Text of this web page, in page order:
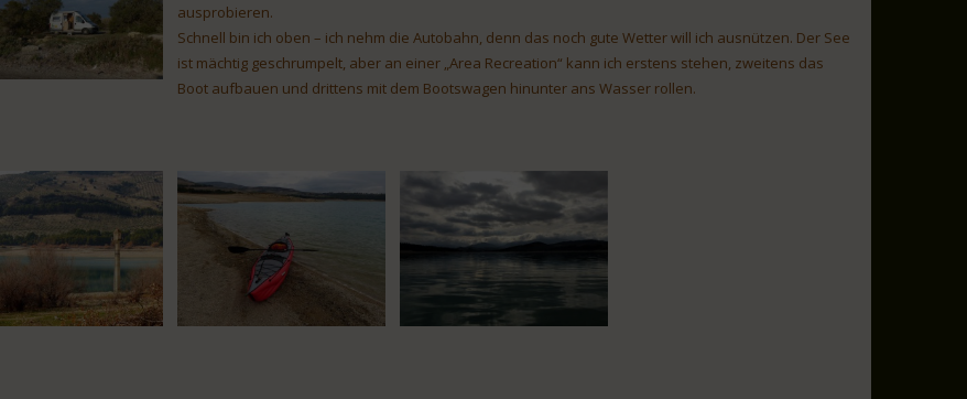
ausprobieren.
Schnell bin ich oben – ich nehm die Autobahn, denn das noch gute Wetter will ich ausnützen. Der See
ist mächtig geschrumpelt, aber an einer „Area Recreation“ kann ich erstens stehen, zweitens das
Boot aufbauen und drittens mit dem Bootswagen hinunter ans Wasser rollen.